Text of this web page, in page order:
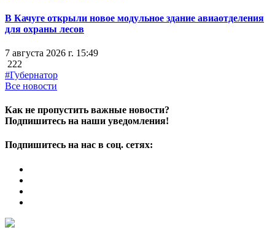
В Качуге открыли новое модульное здание авиаотделения
для охраны лесов
7 августа 2026 г. 15:49
222
#Губернатор
Все новости
Как не пропустить важные новости?
Подпишитесь на наши уведомления!
Подпишитесь на нас в соц. сетях: